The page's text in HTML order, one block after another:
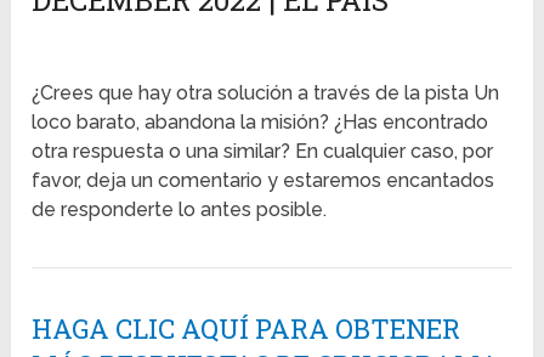
¿Crees que hay otra solución a través de la pista Un
loco barato, abandona la misión? ¿Has encontrado
otra respuesta o una similar? En cualquier caso, por
favor, deja un comentario y estaremos encantados
de responderte lo antes posible.
HAGA CLIC AQUÍ PARA OBTENER